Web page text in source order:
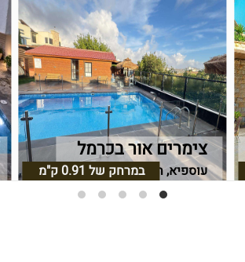
צימרים אור בכרמל
עוספיא, חיפה וחוף הכרמל
במרחק של 0.91 ק"מ